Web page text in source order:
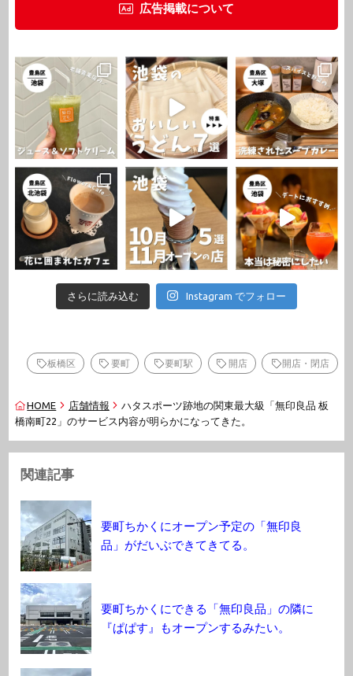
広告掲載について
さらに読み込む Instagram でフォロー
板橋区 要町 要町駅 開店 開店・閉店
HOME 店舗情報
ハタスポーツ跡地の関東最大級「無印良品 板
橋南町22」のサービス内容が明らかになってきた。
関連記事
要町ちかくにオープン予定の「無印良
品」がだいぶできてきてる。
要町ちかくにできる「無印良品」の隣に
『ぱぱす』もオープンするみたい。